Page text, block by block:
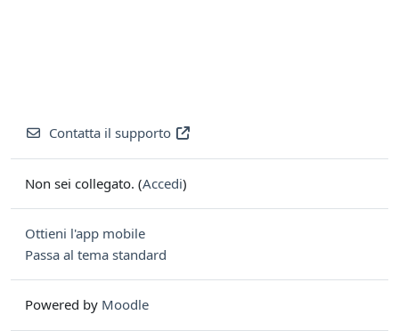
Contatta il supporto
Non sei collegato. (Accedi)
Ottieni l'app mobile
Passa al tema standard
Powered by Moodle